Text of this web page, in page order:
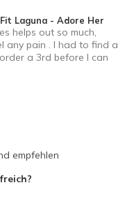
Laguna - Adore Her
helps out so much,
any pain . I had to find a
a 3rd before I can
empfehlen